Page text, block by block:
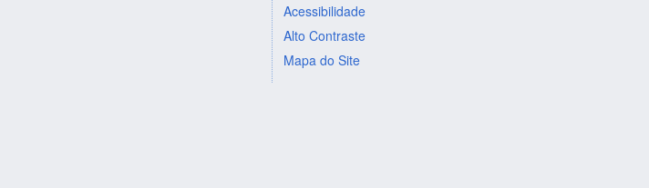
Acessibilidade
Alto Contraste
Mapa do Site